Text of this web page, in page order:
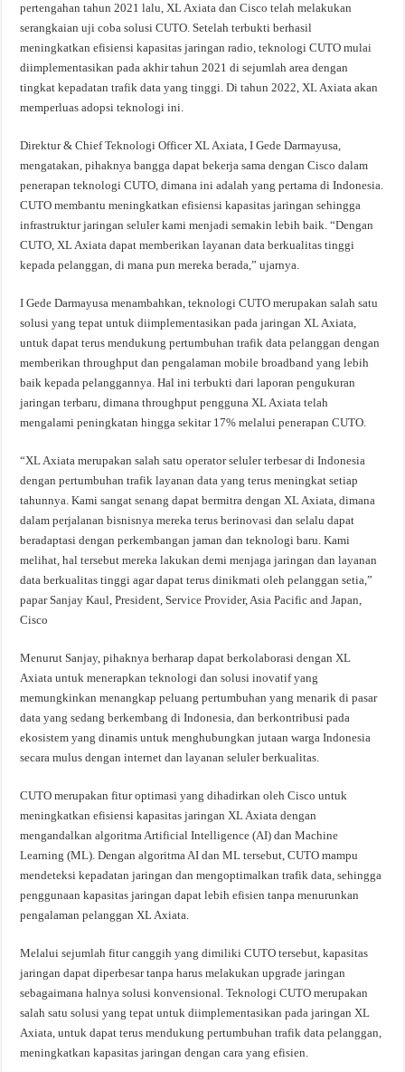
pertengahan tahun 2021 lalu, XL Axiata dan Cisco telah melakukan
serangkaian uji coba solusi CUTO. Setelah terbukti berhasil
meningkatkan efisiensi kapasitas jaringan radio, teknologi CUTO mulai
diimplementasikan pada akhir tahun 2021 di sejumlah area dengan
tingkat kepadatan trafik data yang tinggi. Di tahun 2022, XL Axiata akan
memperluas adopsi teknologi ini.
Direktur & Chief Teknologi Officer XL Axiata, I Gede Darmayusa,
mengatakan, pihaknya bangga dapat bekerja sama dengan Cisco dalam
penerapan teknologi CUTO, dimana ini adalah yang pertama di Indonesia.
CUTO membantu meningkatkan efisiensi kapasitas jaringan sehingga
infrastruktur jaringan seluler kami menjadi semakin lebih baik. “Dengan
CUTO, XL Axiata dapat memberikan layanan data berkualitas tinggi
kepada pelanggan, di mana pun mereka berada,” ujarnya.
I Gede Darmayusa menambahkan, teknologi CUTO merupakan salah satu
solusi yang tepat untuk diimplementasikan pada jaringan XL Axiata,
untuk dapat terus mendukung pertumbuhan trafik data pelanggan dengan
memberikan throughput dan pengalaman mobile broadband yang lebih
baik kepada pelanggannya. Hal ini terbukti dari laporan pengukuran
jaringan terbaru, dimana throughput pengguna XL Axiata telah
mengalami peningkatan hingga sekitar 17% melalui penerapan CUTO.
“XL Axiata merupakan salah satu operator seluler terbesar di Indonesia
dengan pertumbuhan trafik layanan data yang terus meningkat setiap
tahunnya. Kami sangat senang dapat bermitra dengan XL Axiata, dimana
dalam perjalanan bisnisnya mereka terus berinovasi dan selalu dapat
beradaptasi dengan perkembangan jaman dan teknologi baru. Kami
melihat, hal tersebut mereka lakukan demi menjaga jaringan dan layanan
data berkualitas tinggi agar dapat terus dinikmati oleh pelanggan setia,”
papar Sanjay Kaul, President, Service Provider, Asia Pacific and Japan,
Cisco
Menurut Sanjay, pihaknya berharap dapat berkolaborasi dengan XL
Axiata untuk menerapkan teknologi dan solusi inovatif yang
memungkinkan menangkap peluang pertumbuhan yang menarik di pasar
data yang sedang berkembang di Indonesia, dan berkontribusi pada
ekosistem yang dinamis untuk menghubungkan jutaan warga Indonesia
secara mulus dengan internet dan layanan seluler berkualitas.
CUTO merupakan fitur optimasi yang dihadirkan oleh Cisco untuk
meningkatkan efisiensi kapasitas jaringan XL Axiata dengan
mengandalkan algoritma Artificial Intelligence (AI) dan Machine
Learning (ML). Dengan algoritma AI dan ML tersebut, CUTO mampu
mendeteksi kepadatan jaringan dan mengoptimalkan trafik data, sehingga
penggunaan kapasitas jaringan dapat lebih efisien tanpa menurunkan
pengalaman pelanggan XL Axiata.
Melalui sejumlah fitur canggih yang dimiliki CUTO tersebut, kapasitas
jaringan dapat diperbesar tanpa harus melakukan upgrade jaringan
sebagaimana halnya solusi konvensional. Teknologi CUTO merupakan
salah satu solusi yang tepat untuk diimplementasikan pada jaringan XL
Axiata, untuk dapat terus mendukung pertumbuhan trafik data pelanggan,
meningkatkan kapasitas jaringan dengan cara yang efisien.